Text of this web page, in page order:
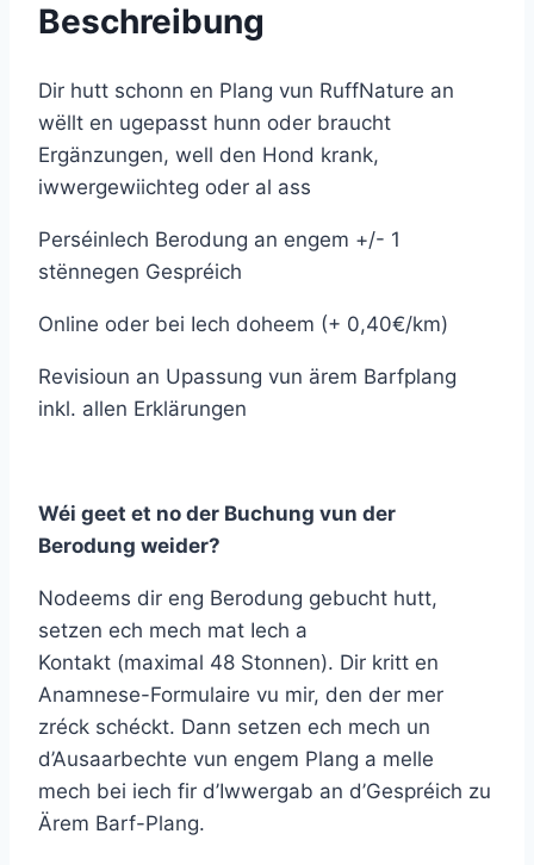
Beschreibung
Dir hutt schonn en Plang vun RuffNature an
wëllt en ugepasst hunn oder braucht
Ergänzungen, well den Hond krank,
iwwergewiichteg oder al ass
Perséinlech Berodung an engem +/- 1
stënnegen Gespréich
Online oder bei Iech doheem (+ 0,40€/km)
Revisioun an Upassung vun ärem Barfplang
inkl. allen Erklärungen
Wéi geet et no der Buchung vun der
Berodung weider?
Nodeems dir eng Berodung gebucht hutt,
setzen ech mech mat Iech a
Kontakt (maximal 48 Stonnen). Dir kritt en
Anamnese-Formulaire vu mir, den der mer
zréck schéckt. Dann setzen ech mech un
d’Ausaarbechte vun engem Plang a melle
mech bei iech fir d’Iwwergab an d’Gespréich zu
Ärem Barf-Plang.